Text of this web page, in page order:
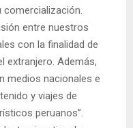
entre nuestros
con la finalidad de
extranjero. Además,
medios nacionales e
y viajes de
peruanos”.